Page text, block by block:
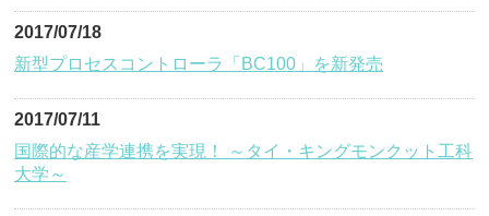
2017/07/18
新型プロセスコントローラ「BC100」を新発売
2017/07/11
国際的な産学連携を実現！ ～タイ・キングモンクット工科
大学～